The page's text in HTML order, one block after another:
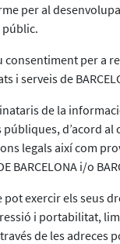
per al
públic.
consentiment per a
i serveis de
de la
d’acord al
legals així com
BARCELONA i/o
exercir els seus
i portabilitat,
de les adreces